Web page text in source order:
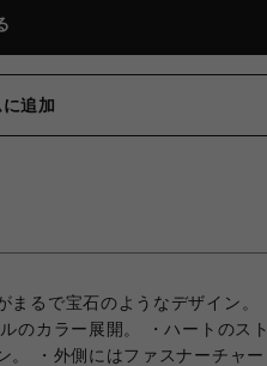
追加
るで宝石のようなデザイン。
のカラー展開。 ・ハートのスト
。 ・外側にはファスナーチャー